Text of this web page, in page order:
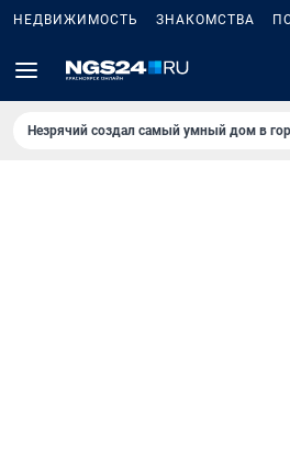
НЕДВИЖИМОСТЬ ЗНАКОМСТВА
Незрячий создал самый умный дом в